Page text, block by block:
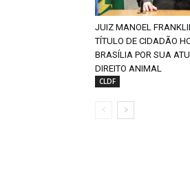
JUIZ MANOEL
TÍTULO DE CIDADÃO
BRASÍLIA POR SUA
DIREITO ANIMAL
CLDF